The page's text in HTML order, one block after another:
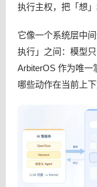
执行主权，把「想
它像一个系统层中
执行」之间：模型
ArbiterOS 作为唯一
哪些动作在当前上